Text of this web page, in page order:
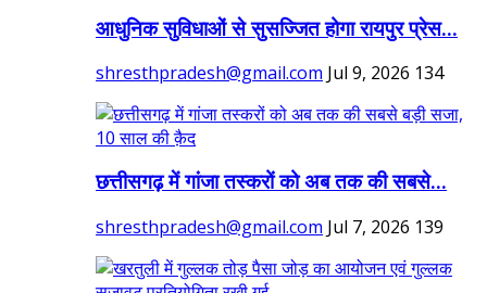
आधुनिक सुविधाओं से सुसज्जित होगा रायपुर प्रेस...
shresthpradesh@gmail.com Jul 9, 2026 134
छत्तीसगढ़ में गांजा तस्करों को अब तक की सबसे...
shresthpradesh@gmail.com Jul 7, 2026 139